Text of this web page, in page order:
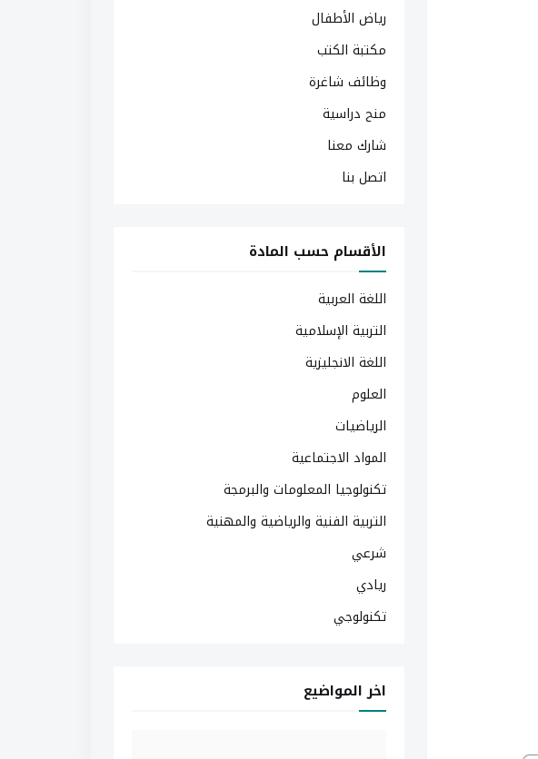
رياض الأطفال
مكتبة الكتب
وظائف شاغرة
منح دراسية
شارك معنا
اتصل بنا
الأقسام حسب المادة
اللغة العربية
التربية الإسلامية
اللغة الانجليزية
العلوم
الرياضيات
المواد الاجتماعية
تكنولوجيا المعلومات والبرمجة
التربية الفنية والرياضية والمهنية
شرعي
ريادي
تكنولوجي
اخر المواضيع